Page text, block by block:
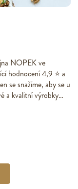
NOPEK ve
hodnocení 4,9 ⭐ a
se snažíme, aby se u
a kvalitní výrobky…